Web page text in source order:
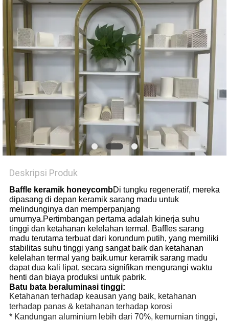
KEBIJAKAN
PRIVASI
Deskripsi Produk
Baffle keramik honeycombDi tungku regeneratif, mereka
dipasang di depan keramik sarang madu untuk
melindunginya dan memperpanjang
umurnya.Pertimbangan pertama adalah kinerja suhu
tinggi dan ketahanan kelelahan termal. Baffles sarang
madu terutama terbuat dari korundum putih, yang memiliki
stabilitas suhu tinggi yang sangat baik dan ketahanan
kelelahan termal yang baik.umur keramik sarang madu
dapat dua kali lipat, secara signifikan mengurangi waktu
henti dan biaya produksi untuk pabrik.
Batu bata beraluminasi tinggi:
Ketahanan terhadap keausan yang baik, ketahanan
terhadap panas & ketahanan terhadap korosi
* Kandungan aluminium lebih dari 70%, kemurnian tinggi,